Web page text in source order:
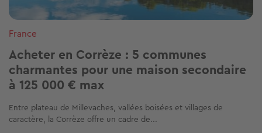
France
Acheter en Corrèze : 5 communes
charmantes pour une maison secondaire
à 125 000 € max
Entre plateau de Millevaches, vallées boisées et villages de
caractère, la Corrèze offre un cadre de...